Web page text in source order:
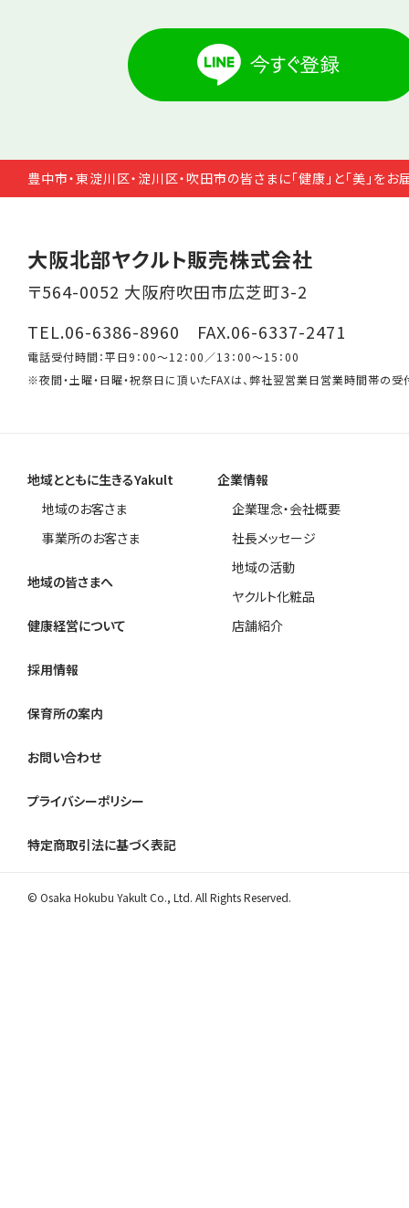
豊中市・東淀川区・淀川区・吹田市の皆さまに「健康」と「美」をお
大阪北部ヤクルト販売株式会社
〒564-0052 大阪府吹田市広芝町3-2
TEL.06-6386-8960 FAX.06-6337-2471
電話受付時間：平日9：00～12：00／13：00～15：00
※夜間・土曜・日曜・祝祭日に頂いたFAXは、弊社翌営業日営業時間帯の受
地域とともに生きるYakult
地域のお客さま
事業所のお客さま
地域の皆さまへ
健康経営について
企業情報
企業理念・会社概要
社長メッセージ
地域の活動
ヤクルト化粧品
店舗紹介
採用情報
保育所の案内
お問い合わせ
プライバシーポリシー
特定商取引法に基づく表記
© Osaka Hokubu Yakult Co., Ltd. All Rights Reserved.